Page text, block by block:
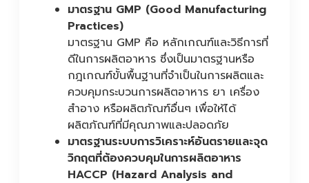
มาตรฐาน GMP (Good Manufacturing
Practices)
มาตรฐาน GMP คือ หลักเกณฑ์และวิธีการที่
ดีในการผลิตอาหาร ซึ่งเป็นมาตรฐานหรือ
กฎเกณฑ์ขั้นพื้นฐานที่จำเป็นในการผลิตและ
ควบคุมกระบวนการผลิตอาหาร ยา เครื่อง
สำอาง หรือผลิตภัณฑ์อื่นๆ เพื่อให้ได้
ผลิตภัณฑ์ที่มีคุณภาพและปลอดภัย
มาตรฐานระบบการวิเคราะห์อันตรายและจุด
วิกฤตที่ต้องควบคุมในการผลิตอาหาร
HACCP (Hazard Analysis and